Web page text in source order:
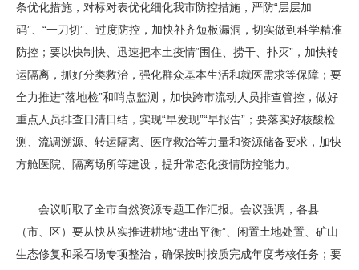
条优化措施，对标对表优化细化我市防控措施，严防“层层加
码”、“一刀切”、过度防控，加快补齐短板漏洞，切实做到科学精准
防控；要以快制快、迅速把本土疫情“围住、捞干、扑灭”，加快转
运隔离，抓好分类救治，强化群众基本生活和就医需求等保障；要
全力推进“落地检”和哨点监测，加快跨市流动人员排查管控，做好
重点人员排查日清日结，实现“早发现”“早报告”；要落实好核酸检
测、流调溯源、转运隔离、医疗救治等力量和资源储备要求，加快
方舱医院、隔离场所等建设，提升常态化疫情防控能力。
会议听取了全市自然资源专题工作汇报。会议强调，各县
（市、区）要从快从实推进耕地“进出平衡”、闲置土地处置、矿山
生态修复和采石场专项整治，确保按时按质完成年度考核任务；要